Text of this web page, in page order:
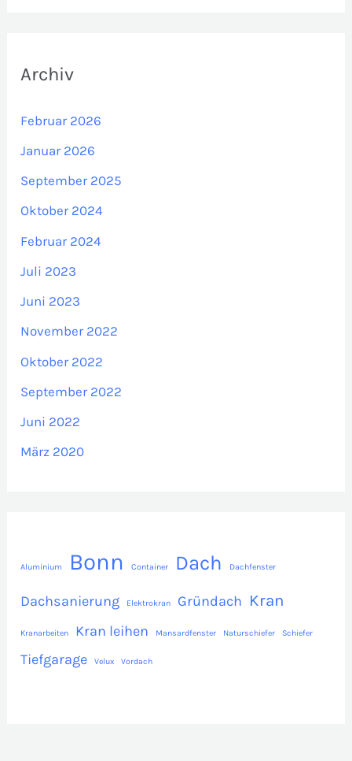
Archiv
Februar 2026
Januar 2026
September 2025
Oktober 2024
Februar 2024
Juli 2023
Juni 2023
November 2022
Oktober 2022
September 2022
Juni 2022
März 2020
Aluminium Bonn Container Dach Dachfenster
Dachsanierung Elektrokran Gründach Kran
Kranarbeiten Kran leihen Mansardfenster Naturschiefer Schiefer
Tiefgarage Velux Vordach